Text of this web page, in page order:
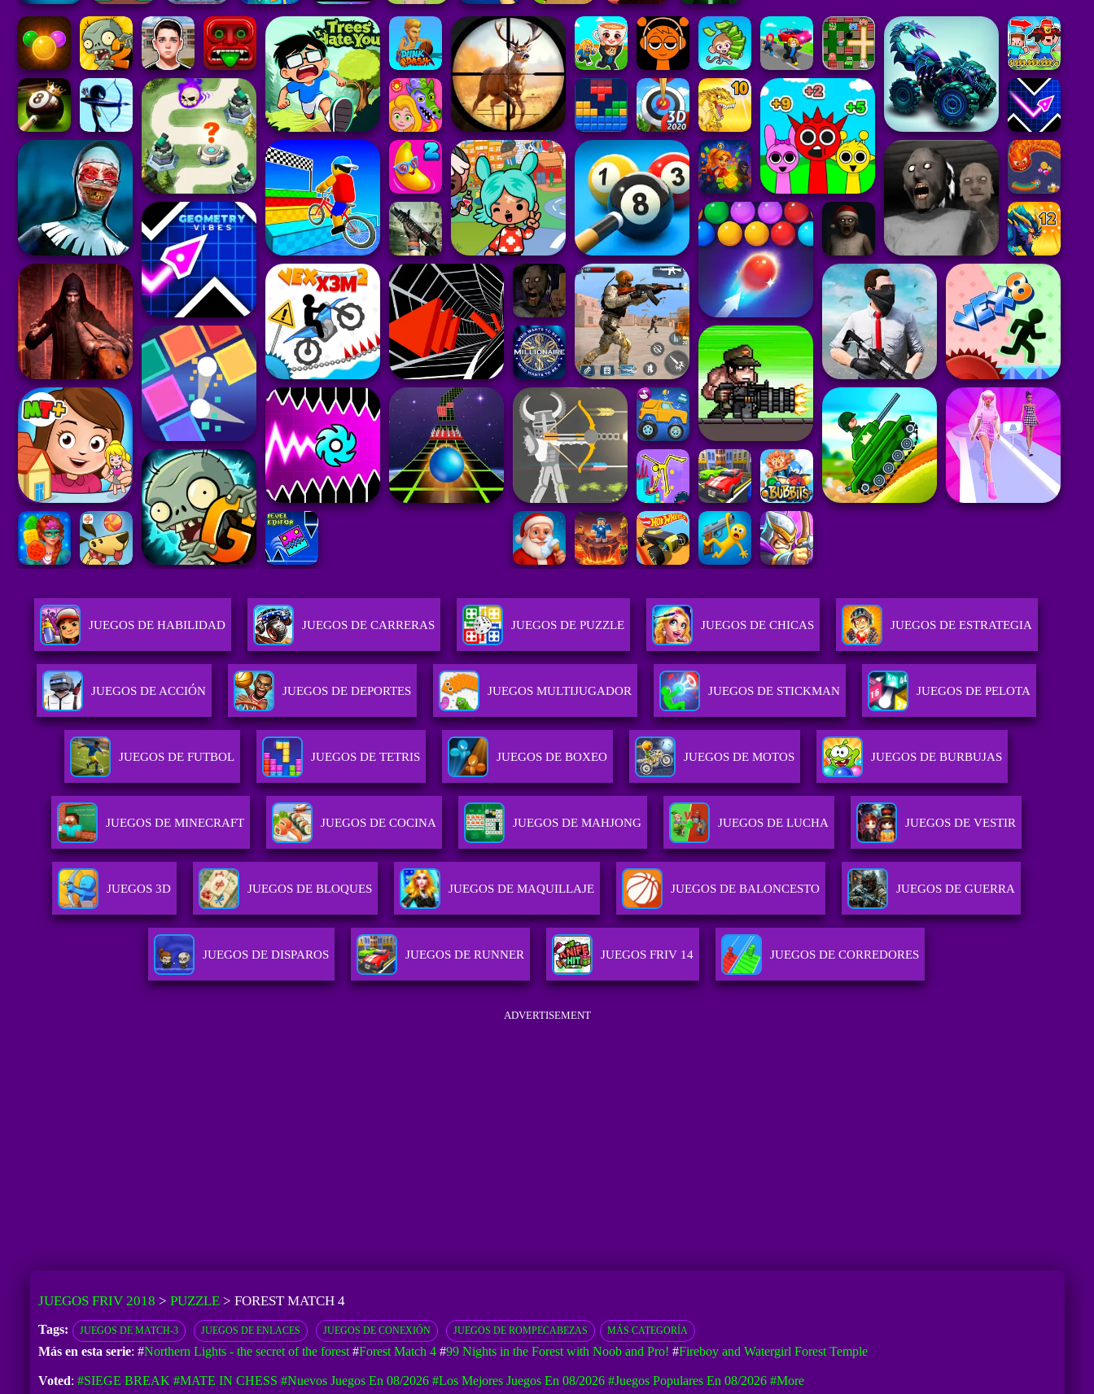
JUEGOS DE HABILIDAD JUEGOS DE CARRERAS JUEGOS DE PUZZLE JUEGOS DE CHICAS JUEGOS DE ESTRATEGIA
JUEGOS DE ACCIÓN JUEGOS DE DEPORTES JUEGOS MULTIJUGADOR JUEGOS DE STICKMAN JUEGOS DE PELOTA
JUEGOS DE FUTBOL JUEGOS DE TETRIS JUEGOS DE BOXEO JUEGOS DE MOTOS JUEGOS DE BURBUJAS
JUEGOS DE MINECRAFT JUEGOS DE COCINA JUEGOS DE MAHJONG JUEGOS DE LUCHA JUEGOS DE VESTIR
JUEGOS 3D JUEGOS DE BLOQUES JUEGOS DE MAQUILLAJE JUEGOS DE BALONCESTO JUEGOS DE GUERRA
JUEGOS DE DISPAROS JUEGOS DE RUNNER JUEGOS FRIV 14 JUEGOS DE CORREDORES
ADVERTISEMENT
JUEGOS FRIV 2018 > PUZZLE> FOREST MATCH 4
Tags: JUEGOS DE MATCH-3 JUEGOS DE ENLACES JUEGOS DE CONEXIÓN JUEGOS DE ROMPECABEZAS MÁS CATEGORÍA
Más en esta serie: #Northern Lights - the secret of the forest#Forest Match 4#99 Nights in the Forest with Noob and Pro! #Fireboy and Watergirl Forest Temple
Voted: #SIEGE BREAK #MATE IN CHESS #Nuevos Juegos En 08/2026 #Los Mejores Juegos En 08/2026 #Juegos Populares En 08/2026 #more